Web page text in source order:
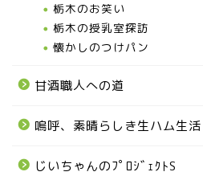
栃木のお笑い
栃木の授乳室探訪
懐かしのつけパン
甘酒職人への道
嗚呼、素晴らしき生ハム生活
じいちゃんのﾌﾟﾛｼﾞｪｸﾄS